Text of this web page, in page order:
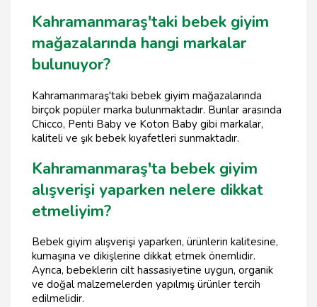
Kahramanmaraş'taki bebek giyim
mağazalarında hangi markalar
bulunuyor?
Kahramanmaraş'taki bebek giyim mağazalarında
birçok popüler marka bulunmaktadır. Bunlar arasında
Chicco, Penti Baby ve Koton Baby gibi markalar,
kaliteli ve şık bebek kıyafetleri sunmaktadır.
Kahramanmaraş'ta bebek giyim
alışverişi yaparken nelere dikkat
etmeliyim?
Bebek giyim alışverişi yaparken, ürünlerin kalitesine,
kumaşına ve dikişlerine dikkat etmek önemlidir.
Ayrıca, bebeklerin cilt hassasiyetine uygun, organik
ve doğal malzemelerden yapılmış ürünler tercih
edilmelidir.